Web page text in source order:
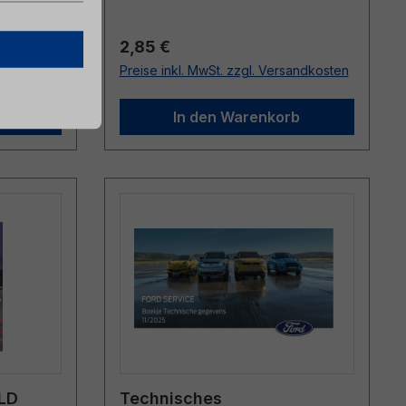
Regulärer Preis:
2,85 €
Preise inkl. MwSt. zzgl. Versandkosten
In den Warenkorb
Technisches